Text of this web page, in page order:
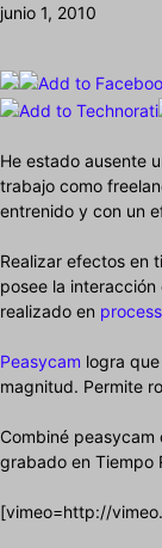
junio 1, 2010
He estado ausente
trabajo como
entrenido y con un
Realizar efectos en
posee la
realizado en
Peasycam logra
magnitud. Permite
Combiné
grabado en Tiempo
[vimeo=http://